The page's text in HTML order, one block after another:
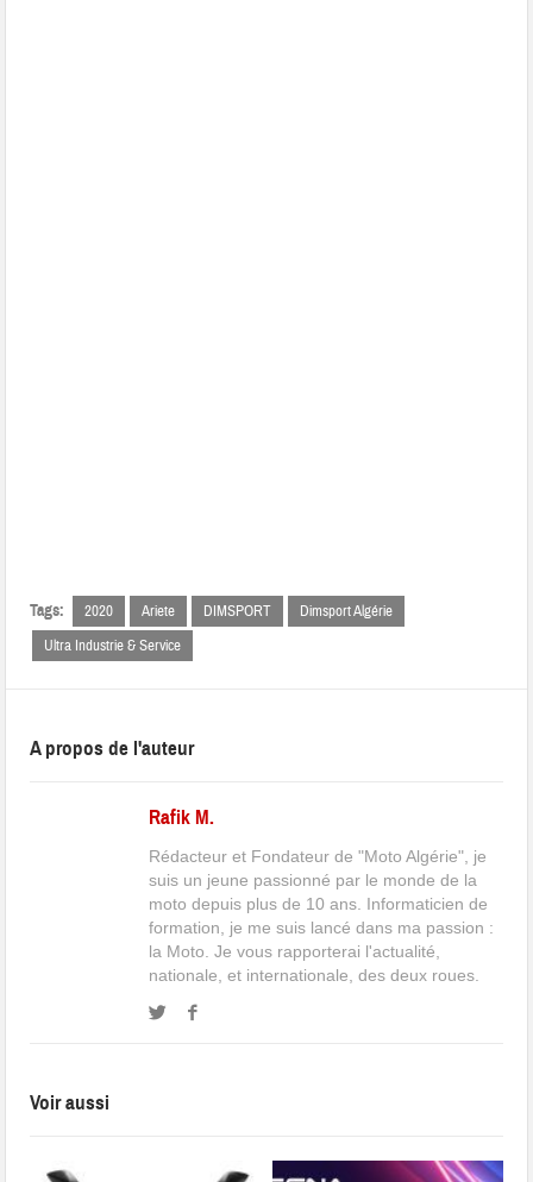
Tags: 2020 Ariete DIMSPORT
Dimsport Algérie
Ultra Industrie & Service
A propos de l'auteur
Rafik M.
Rédacteur et Fondateur de "Moto Algérie", je
suis un jeune passionné par le monde de la
moto depuis plus de 10 ans. Informaticien de
formation, je me suis lancé dans ma passion :
la Moto. Je vous rapporterai l'actualité,
nationale, et internationale, des deux roues.
Voir aussi